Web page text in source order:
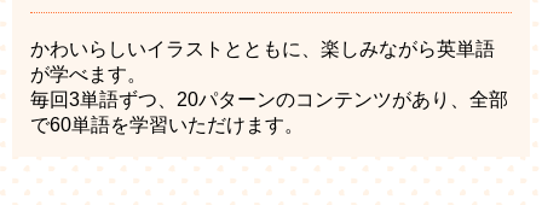
かわいらしいイラストとともに、楽しみながら英単語
が学べます。
毎回3単語ずつ、20パターンのコンテンツがあり、全部
で60単語を学習いただけます。